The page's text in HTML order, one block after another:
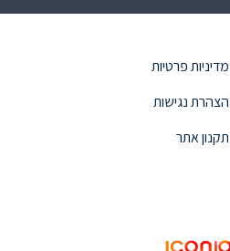
מדיניות פרטיות
הצהרת נגישות
תקנון אתר